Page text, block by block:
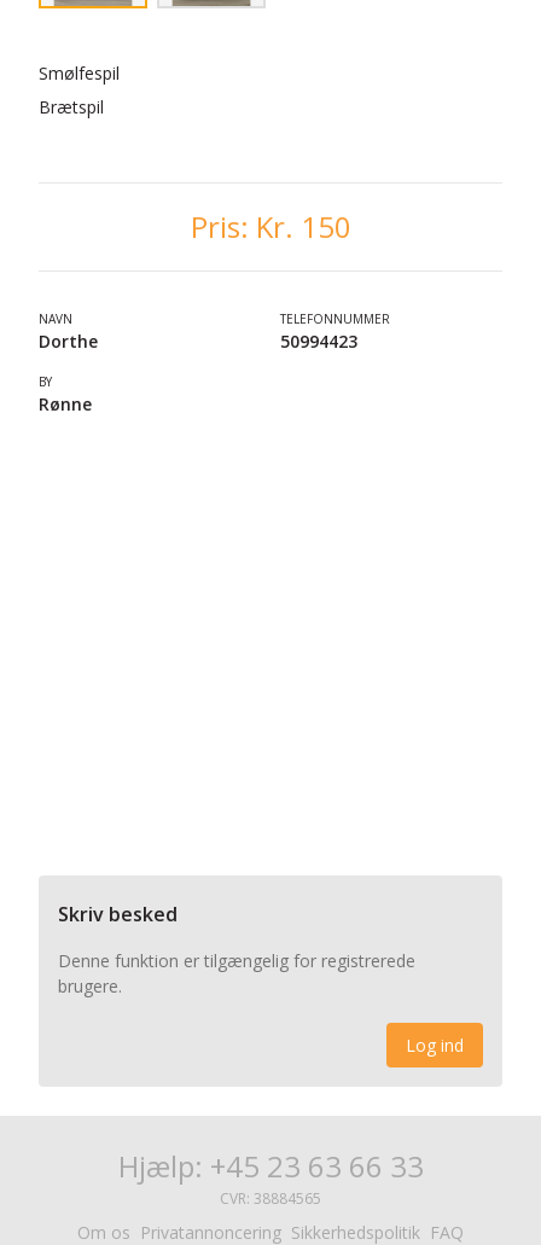
Smølfespil
Brætspil
Pris: Kr. 150
NAVN
Dorthe
TELEFONNUMMER
50994423
BY
Rønne
Skriv besked
Denne funktion er tilgængelig for registrerede
brugere.
Log ind
Hjælp: +45 23 63 66 33
CVR: 38884565
Om os Privatannoncering Sikkerhedspolitik FAQ